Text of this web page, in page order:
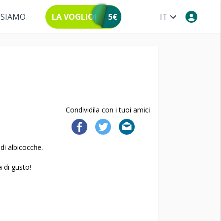
IT
LA VOGLIO! 5€
Condividila con i tuoi amici
albicocche.
di gusto!